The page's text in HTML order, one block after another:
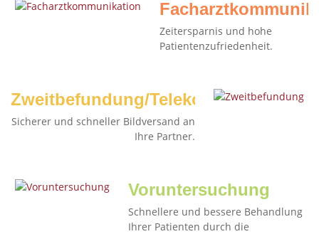
Zeitersparnis und hohe
Patientenzufriedenheit.
Zweitbefundung/Telekonsil
Sicherer und schneller Bildversand an
Ihre Partner.
Voruntersuchung
Schnellere und bessere Behandlung
Ihrer Patienten durch die